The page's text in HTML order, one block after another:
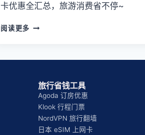
卡优惠全汇总，旅游消费省不停~
阅读更多 KLOOK
2026
旅行省钱工具
Agoda 订房优惠
Klook 行程门票
NordVPN 旅行翻墙
日本 eSIM 上网卡